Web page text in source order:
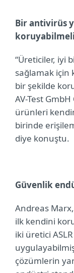
Bir antivirüs
koruyabilmeli
“Üreticiler, iyi
sağlamak için
bir şekilde
AV-Test GmbH
ürünleri
birinde
diye konuştu.
Güvenlik
Andreas
ilk kendini
iki üretici
çözümlerin